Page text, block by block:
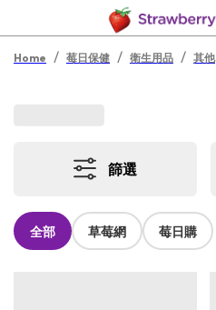
Home / 莓日保健 / 衛生用品 / 其他
篩選
全部 草莓網 莓日購